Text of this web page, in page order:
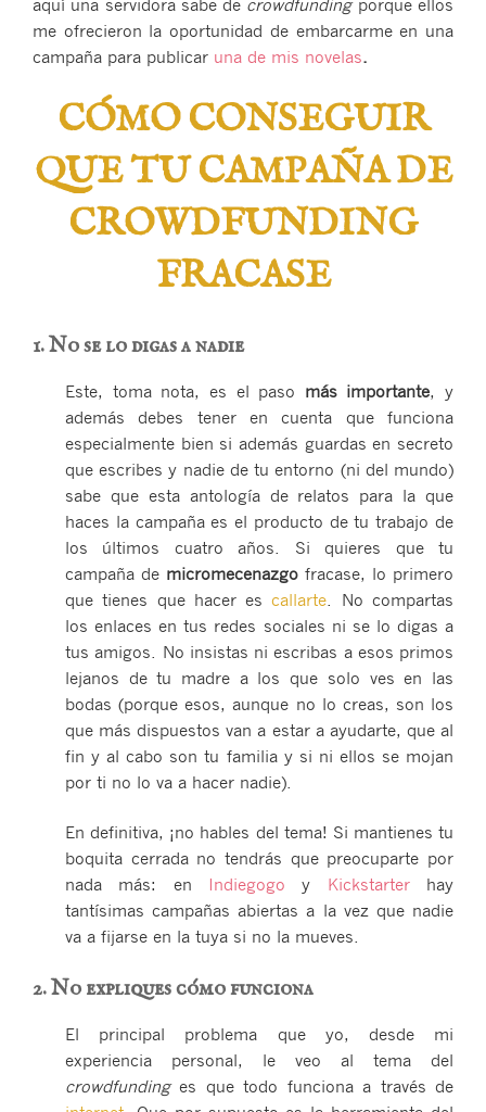
aquí una servidora sabe de crowdfundingporque ellos
me ofrecieron la oportunidad de embarcarme en una
campaña para publicar una de mis novelas.
CÓMO CONSEGUIR
QUE TU CAMPAÑA DE
CROWDFUNDING
FRACASE
1. No se lo digas a nadie
Este, toma nota, es el paso más importante, y
además debes tener en cuenta que funciona
especialmente bien si además guardas en secreto
que escribes y nadie de tu entorno (ni del mundo)
sabe que esta antología de relatos para la que
haces la campaña es el producto de tu trabajo de
los últimos cuatro años. Si quieres que tu
campaña de micromecenazgo fracase, lo primero
que tienes que hacer escallarte . No compartas
los enlaces en tus redes sociales ni se lo digas a
tus amigos. No insistas ni escribas a esos primos
lejanos de tu madre a los que solo ves en las
bodas (porque esos, aunque no lo creas, son los
que más dispuestos van a estar a ayudarte, que al
fin y al cabo son tu familia y si ni ellos se mojan
por ti no lo va a hacer nadie).
En definitiva, ¡no hables del tema! Si mantienes tu
boquita cerrada no tendrás que preocuparte por
nada más: en Indiegogoy Kickstarter hay
tantísimas campañas abiertas a la vez que nadie
va a fijarse en la tuya si no la mueves.
2. No expliques cómo funciona
El principal problema que yo, desde mi
experiencia personal, le veo al tema del
crowdfundinges que todo funciona a través de